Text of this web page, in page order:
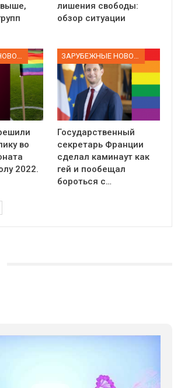
выше,
лишения свободы:
обзор ситуации
ЗАРУБЕЖНЫЕ НОВОСТИ
во
2022.
ЗАРУБЕЖНЫЕ НОВОСТИ
Государственный
секретарь Франции
сделал каминаут как
гей и пообещал
бороться с…
та COVІD-19 не дали нам можливості
до нас. Регіональні підрозділи